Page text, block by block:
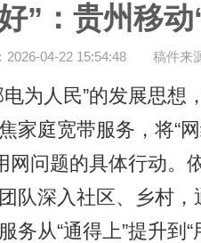
”：贵州移
2026-04-22 15:54:48 稿件来
人民”的发展思想
家庭宽带服务，将“
网问题的具体行动。
队深入社区、乡村
务从“通得上”提升到